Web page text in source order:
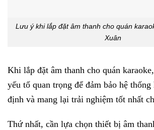
Lưu ý khi lắp đặt âm thanh cho quán
Xuân
Khi lắp đặt âm thanh cho quán
yếu tố quan trọng để đảm bảo hệ thống
định và mang lại trải nghiệm tốt nhất
Thứ nhất, cần lựa chọn thiết bị âm